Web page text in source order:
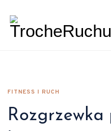
FITNESS I RUCH
Rozgrzewka